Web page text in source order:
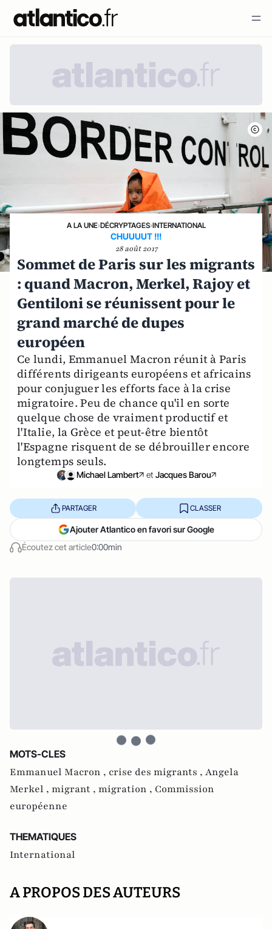
A LA UNE›DÉCRYPTAGES›INTERNATIONAL
CHUUUUT !!!
28 août 2017
Sommet de Paris sur les migrants
: quand Macron, Merkel, Rajoy et
Gentiloni se réunissent pour le
grand marché de dupes
européen
Ce lundi, Emmanuel Macron réunit à Paris
différents dirigeants européens et africains
pour conjuguer les efforts face à la crise
migratoire. Peu de chance qu'il en sorte
quelque chose de vraiment productif et
l'Italie, la Grèce et peut-être bientôt
l'Espagne risquent de se débrouiller encore
longtemps seuls.
Michael Lambert et Jacques Barou
Écoutez cet article0:00min
PARTAGER CLASSER
Ajouter Atlantico en favori sur Google
MOTS-CLES
Emmanuel Macron , crise des migrants , Angela
Merkel , migrant , migration , Commission
européenne
THEMATIQUES
International
A PROPOS DES AUTEURS